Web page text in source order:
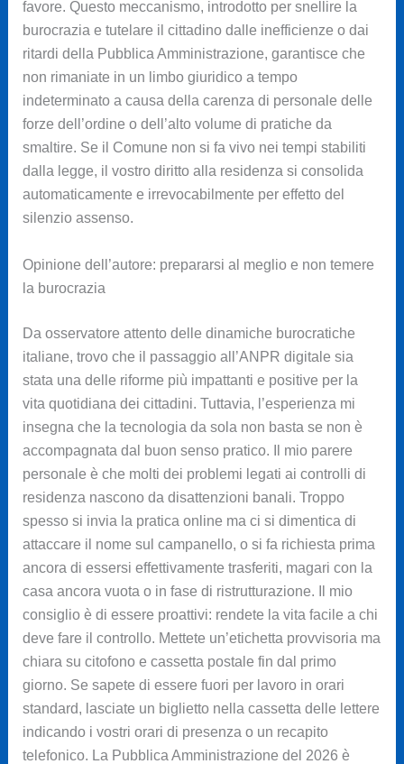
favore. Questo meccanismo, introdotto per snellire la
burocrazia e tutelare il cittadino dalle inefficienze o dai
ritardi della Pubblica Amministrazione, garantisce che
non rimaniate in un limbo giuridico a tempo
indeterminato a causa della carenza di personale delle
forze dell’ordine o dell’alto volume di pratiche da
smaltire. Se il Comune non si fa vivo nei tempi stabiliti
dalla legge, il vostro diritto alla residenza si consolida
automaticamente e irrevocabilmente per effetto del
silenzio assenso.
Opinione dell’autore: prepararsi al meglio e non temere
la burocrazia
Da osservatore attento delle dinamiche burocratiche
italiane, trovo che il passaggio all’ANPR digitale sia
stata una delle riforme più impattanti e positive per la
vita quotidiana dei cittadini. Tuttavia, l’esperienza mi
insegna che la tecnologia da sola non basta se non è
accompagnata dal buon senso pratico. Il mio parere
personale è che molti dei problemi legati ai controlli di
residenza nascono da disattenzioni banali. Troppo
spesso si invia la pratica online ma ci si dimentica di
attaccare il nome sul campanello, o si fa richiesta prima
ancora di essersi effettivamente trasferiti, magari con la
casa ancora vuota o in fase di ristrutturazione. Il mio
consiglio è di essere proattivi: rendete la vita facile a chi
deve fare il controllo. Mettete un’etichetta provvisoria ma
chiara su citofono e cassetta postale fin dal primo
giorno. Se sapete di essere fuori per lavoro in orari
standard, lasciate un biglietto nella cassetta delle lettere
indicando i vostri orari di presenza o un recapito
telefonico. La Pubblica Amministrazione del 2026 è